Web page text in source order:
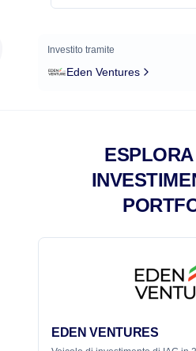
Investito tramite
Eden Ventures
EDEN VENTURES